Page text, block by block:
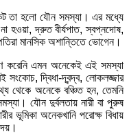
তা হলো যৌন সমস্যা। এর মধ্যে
হওয়া, দ্রুত বীর্যপাত, স্বপ্নদোষ,
মানসিক অশান্তিতে ভোগেন।
করেনি এমন অনেকেই এই সমস্যা
সংকোচ, দ্বিধা-দ্বন্দ্ব, লোকলজ্জার
থেকে অনেকে বঞ্চিত হন, তেমনি
যৌন দুর্বলতায় নারী বা পুরুষ
ভূমিকা অনেকখানি পরোক্ষ বিধায়